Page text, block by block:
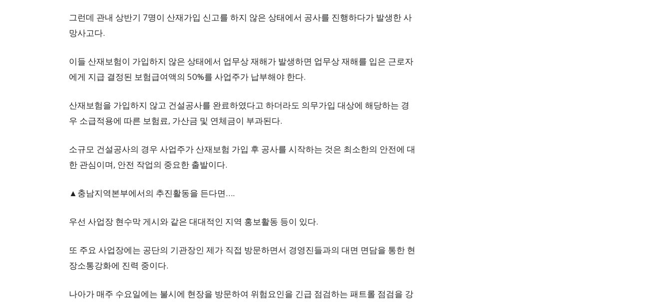
그런데 관내 상반기 7명이 산재가입 신고를 하지 않은 상태에서 공사를 진행하다가 발생한 사
망사고다.
이들 산재보험이 가입하지 않은 상태에서 업무상 재해가 발생하면 업무상 재해를 입은 근로자
에게 지급 결정된 보험급여액의 50%를 사업주가 납부해야 한다.
산재보험을 가입하지 않고 건설공사를 완료하였다고 하더라도 의무가입 대상에 해당하는 경
우 소급적용에 따른 보험료, 가산금 및 연체금이 부과된다.
소규모 건설공사의 경우 사업주가 산재보험 가입 후 공사를 시작하는 것은 최소한의 안전에 대
한 관심이며, 안전 작업의 중요한 출발이다.
▲충남지역본부에서의 추진활동을 든다면….
우선 사업장 현수막 게시와 같은 대대적인 지역 홍보활동 등이 있다.
또 주요 사업장에는 공단의 기관장인 제가 직접 방문하면서 경영진들과의 대면 면담을 통한 현
장소통강화에 진력 중이다.
나아가 매주 수요일에는 불시에 현장을 방문하여 위험요인을 긴급 점검하는 패트롤 점검을 강